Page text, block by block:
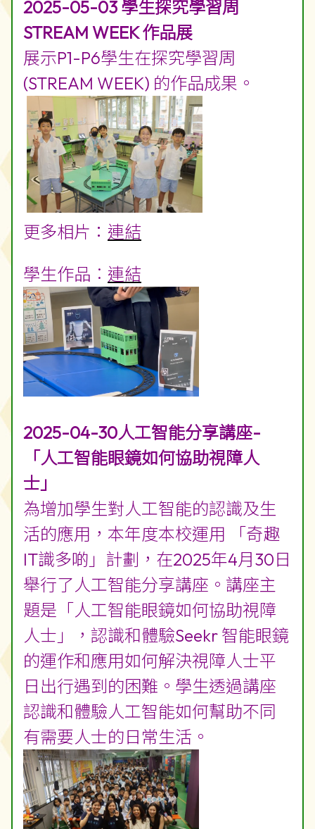
2025-05-03 學生探究學習周
STREAM WEEK 作品展
展示P1-P6學生在探究學習周
(STREAM WEEK) 的作品成果。
更多相片： 連結
學生作品︰ 連結
2025-04-30人工智能分享講座-
「人工智能眼鏡如何協助視障人
士」
為增加學生對人工智能的認識及生
活的應用，本年度本校運用 「奇趣
IT識多啲」計劃，在2025年4月30日
舉行了人工智能分享講座。講座主
題是「人工智能眼鏡如何協助視障
人士」，認識和體驗Seekr 智能眼鏡
的運作和應用如何解決視障人士平
日出行遇到的困難。學生透過講座
認識和體驗人工智能如何幫助不同
有需要人士的日常生活。